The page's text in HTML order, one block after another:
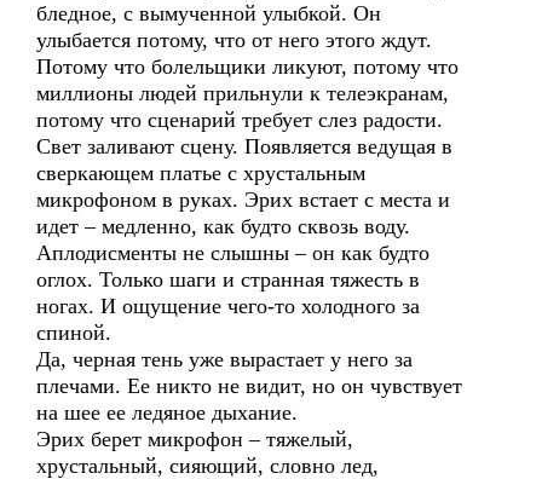
бледное, с вымученной улыбкой. Он
улыбается потому, что от него этого ждут.
Потому что болельщики ликуют, потому что
миллионы людей прильнули к телеэкранам,
потому что сценарий требует слез радости.
Свет заливают сцену. Появляется ведущая в
сверкающем платье с хрустальным
микрофоном в руках. Эрих встает с места и
идет – медленно, как будто сквозь воду.
Аплодисменты не слышны – он как будто
оглох. Только шаги и странная тяжесть в
ногах. И ощущение чего-то холодного за
спиной.
Да, черная тень уже вырастает у него за
плечами. Ее никто не видит, но он чувствует
на шее ее ледяное дыхание.
Эрих берет микрофон – тяжелый,
хрустальный, сияющий, словно лед,